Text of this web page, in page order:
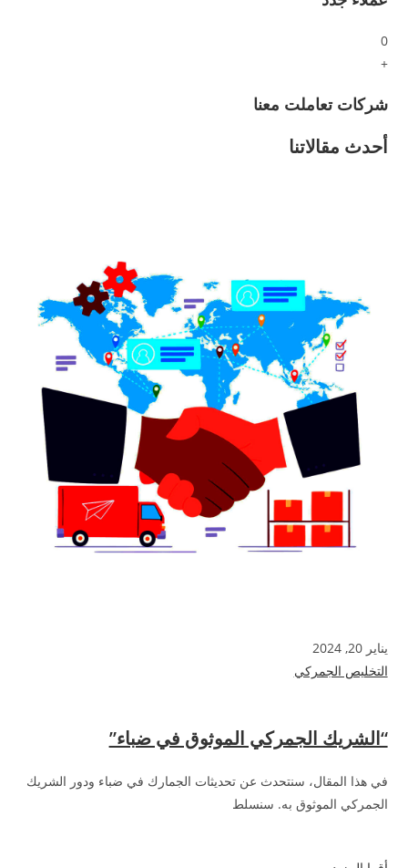
0
+
شركات تعاملت معنا
أحدث مقالاتنا
يناير 20, 2024
التخليص الجمركي
“الشريك الجمركي الموثوق في ضباء”
في هذا المقال، سنتحدث عن تحديثات الجمارك في ضباء ودور الشريك
الجمركي الموثوق به. سنسلط